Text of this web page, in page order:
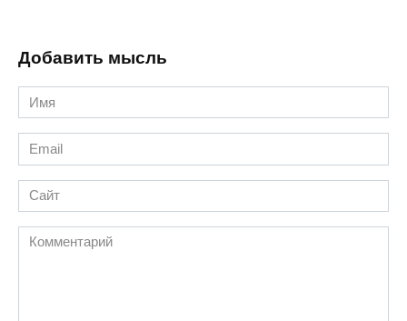
Добавить мысль
Имя
*
Email
*
Сайт
Комментарий